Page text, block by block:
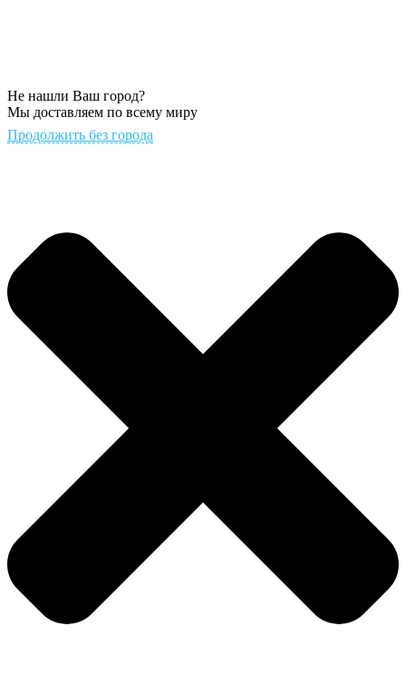
Не нашли Ваш город?
Мы доставляем по всему миру
Продолжить без города